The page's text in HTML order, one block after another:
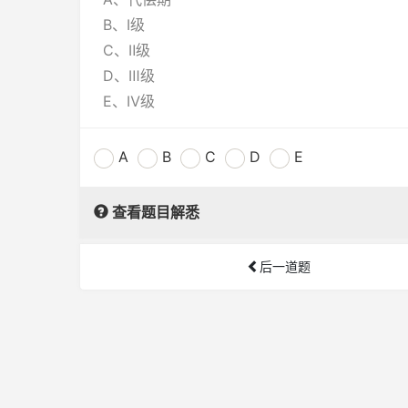
B、Ⅰ级
C、Ⅱ级
D、Ⅲ级
E、Ⅳ级
A B C D E
查看题目解悉
后一道题